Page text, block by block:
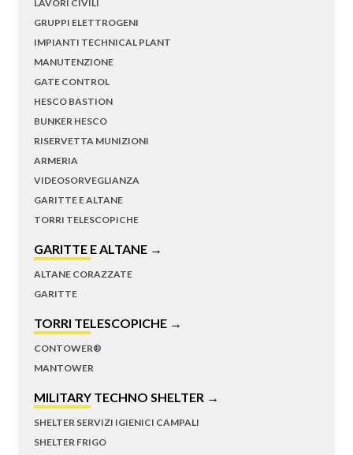
LAVORI CIVILI
GRUPPI ELETTROGENI
IMPIANTI TECHNICAL PLANT
MANUTENZIONE
GATE CONTROL
HESCO BASTION
BUNKER HESCO
RISERVETTA MUNIZIONI
ARMERIA
VIDEOSORVEGLIANZA
GARITTE E ALTANE
TORRI TELESCOPICHE
GARITTE E ALTANE →
ALTANE CORAZZATE
GARITTE
TORRI TELESCOPICHE →
CONTOWER®
MANTOWER
MILITARY TECHNO SHELTER →
SHELTER SERVIZI IGIENICI CAMPALI
SHELTER FRIGO